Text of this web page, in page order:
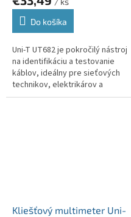
Do košíka
Uni-T UT682 je pokročilý nástroj
na identifikáciu a testovanie
káblov, ideálny pre sieťových
technikov, elektrikárov a
inštalatérov telefónnych
Kliešťový multimeter Uni-